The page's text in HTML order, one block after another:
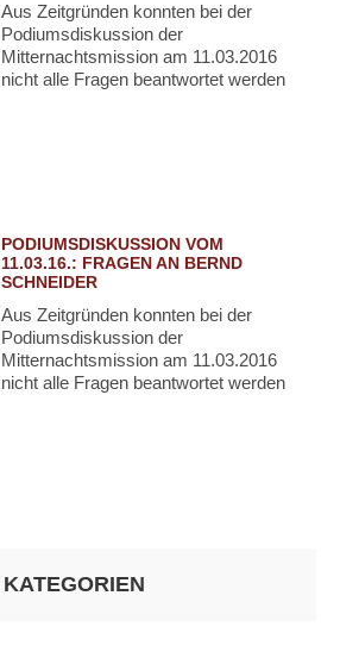
Aus Zeitgründen konnten bei der
Podiumsdiskussion der
Mitternachtsmission am 11.03.2016
nicht alle Fragen beantwortet werden
PODIUMSDISKUSSION VOM
11.03.16.: FRAGEN AN BERND
SCHNEIDER
Aus Zeitgründen konnten bei der
Podiumsdiskussion der
Mitternachtsmission am 11.03.2016
nicht alle Fragen beantwortet werden
KATEGORIEN